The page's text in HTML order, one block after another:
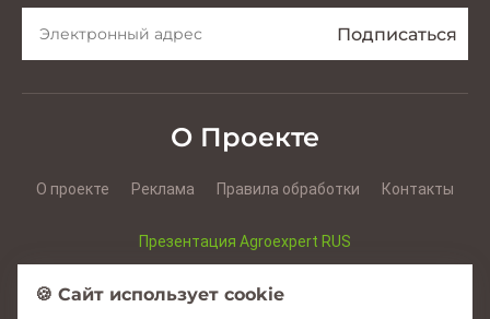
О Проекте
О проекте Реклама Правила обработки Контакты
Презентация Agroexpert RUS
Презентация Agroexpert RO
🍪 Сайт использует cookie